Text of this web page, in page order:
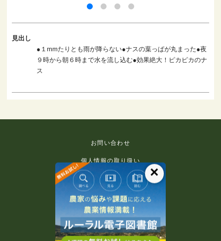
見出し
●１mmたりとも雨が降らない●ナスの葉っぱが丸まった●夜
９時から朝６時まで水を流し込む●効果絶大！ピカピカのナ
ス
お問い合わせ
個人情報の取り扱い
免責事項
利用規約
推奨環境
著作権等について
×